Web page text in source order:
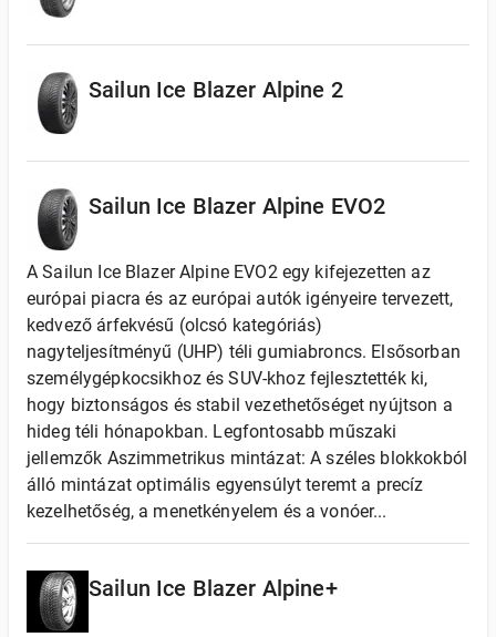
Sailun Ice Blazer Alpine 2
Sailun Ice Blazer Alpine EVO2
A Sailun Ice Blazer Alpine EVO2 egy kifejezetten az
európai piacra és az európai autók igényeire tervezett,
kedvező árfekvésű (olcsó kategóriás)
nagyteljesítményű (UHP) téli gumiabroncs. Elsősorban
személygépkocsikhoz és SUV-khoz fejlesztették ki,
hogy biztonságos és stabil vezethetőséget nyújtson a
hideg téli hónapokban. Legfontosabb műszaki
jellemzők Aszimmetrikus mintázat: A széles blokkokból
álló mintázat optimális egyensúlyt teremt a precíz
kezelhetőség, a menetkényelem és a vonóer...
Sailun Ice Blazer Alpine+